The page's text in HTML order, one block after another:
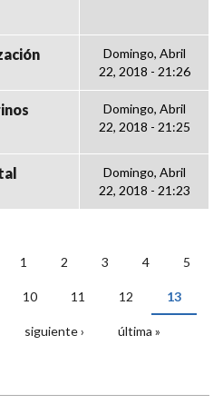
Domingo, Abril
22, 2018 - 21:26
Domingo, Abril
22, 2018 - 21:25
Domingo, Abril
22, 2018 - 21:23
1 2 3 4 5
10 11 12 13
siguiente › última »